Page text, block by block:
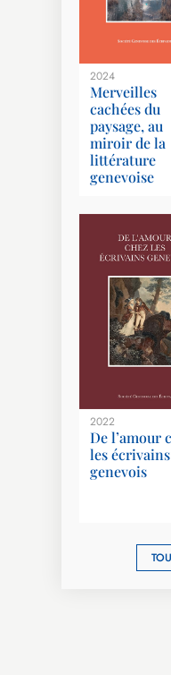
2024
Merveilles
cachées du
paysage, au
miroir de la
littérature
genevoise
2022
De l’amour
les écrivains
genevois